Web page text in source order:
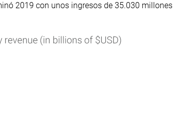
2019 con unos ingresos de 35.030 millones